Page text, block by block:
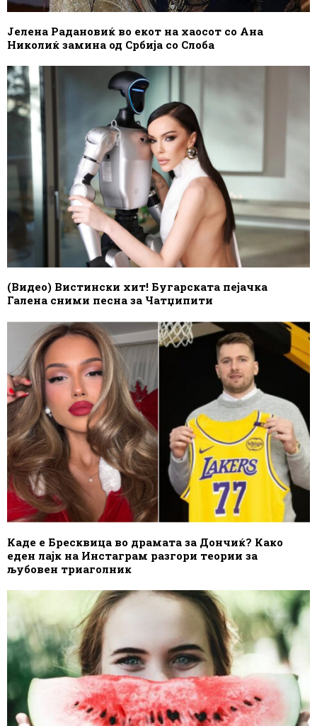
Јелена Радановиќ во екот на хаосот со Ана
Николиќ замина од Србија со Слоба
(Видео) Вистински хит! Бугарската пејачка
Галена сними песна за Чатџипити
Каде е Бресквица во драмата за Дончиќ? Како
еден лајк на Инстаграм разгори теории за
љубовен триаголник